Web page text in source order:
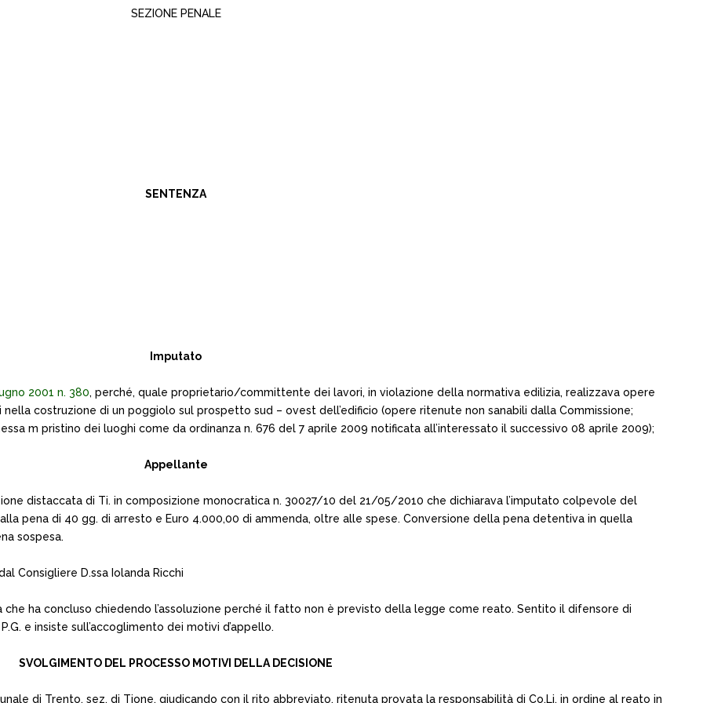
SEZIONE PENALE
SENTENZA
Imputato
2001 n. 380, perché, quale proprietario/committente dei lavori, in violazione della normativa edilizia, realizzava opere
costruzione di un poggiolo sul prospetto sud – ovest dell’edificio (opere ritenute non sanabili dalla Commissione;
m pristino dei luoghi come da ordinanza n. 676 del 7 aprile 2009 notificata all’interessato il successivo 08 aprile 2009);
Appellante
distaccata di Ti. in composizione monocratica n. 30027/10 del 21/05/2010 che dichiarava l’imputato colpevole del
pena di 40 gg. di arresto e Euro 4.000,00 di ammenda, oltre alle spese. Conversione della pena detentiva in quella
sospesa.
Consigliere D.ssa Iolanda Ricchi
che ha concluso chiedendo l’assoluzione perché il fatto non è previsto della legge come reato. Sentito il difensore di
e insiste sull’accoglimento dei motivi d’appello.
SVOLGIMENTO DEL PROCESSO MOTIVI DELLA DECISIONE
di Trento, sez. di Tione, giudicando con il rito abbreviato, ritenuta provata la responsabilità di Co.Li. in ordine al reato in